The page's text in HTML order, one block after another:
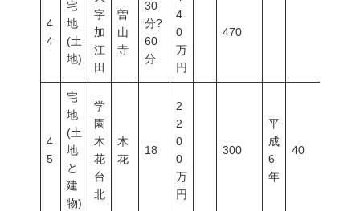
4
4
宅
地
(土
地)
字
加
江
田
曽
山
寺
30
分?
60
分
4
0
万
円
470
4
5
宅
地
(土
地
と
建
物)
学
園
木
花
台
北
木
花
18
2
2
0
0
万
円
300
平
成
6
年
40